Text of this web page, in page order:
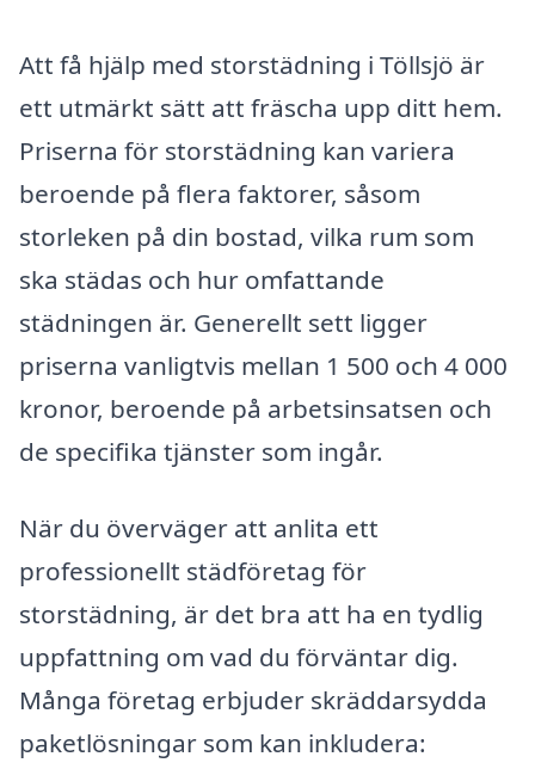
Att få hjälp med storstädning i Töllsjö är
ett utmärkt sätt att fräscha upp ditt hem.
Priserna för storstädning kan variera
beroende på flera faktorer, såsom
storleken på din bostad, vilka rum som
ska städas och hur omfattande
städningen är. Generellt sett ligger
priserna vanligtvis mellan 1 500 och 4 000
kronor, beroende på arbetsinsatsen och
de specifika tjänster som ingår.
När du överväger att anlita ett
professionellt städföretag för
storstädning, är det bra att ha en tydlig
uppfattning om vad du förväntar dig.
Många företag erbjuder skräddarsydda
paketlösningar som kan inkludera: